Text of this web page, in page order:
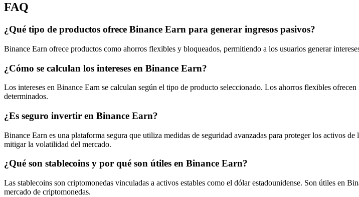
FAQ
¿Qué tipo de productos ofrece Binance Earn para generar ingresos pasivos?
Binance Earn ofrece productos como ahorros flexibles y bloqueados, permitiendo a los usuarios generar
¿Cómo se calculan los intereses en Binance Earn?
Los intereses en Binance Earn se calculan según el tipo de producto seleccionado. Los ahorros flexibles
determinados.
¿Es seguro invertir en Binance Earn?
Binance Earn es una plataforma segura que utiliza medidas de seguridad avanzadas para proteger los activos
mitigar la volatilidad del mercado.
¿Qué son stablecoins y por qué son útiles en Binance Earn?
Las stablecoins son criptomonedas vinculadas a activos estables como el dólar estadounidense. Son útiles en
mercado de criptomonedas.